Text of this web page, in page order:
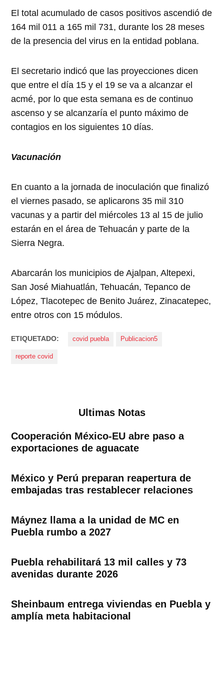
El total acumulado de casos positivos ascendió de
164 mil 011 a 165 mil 731, durante los 28 meses
de la presencia del virus en la entidad poblana.
El secretario indicó que las proyecciones dicen
que entre el día 15 y el 19 se va a alcanzar el
acmé, por lo que esta semana es de continuo
ascenso y se alcanzaría el punto máximo de
contagios en los siguientes 10 días.
Vacunación
En cuanto a la jornada de inoculación que finalizó
el viernes pasado, se aplicarons 35 mil 310
vacunas y a partir del miércoles 13 al 15 de julio
estarán en el área de Tehuacán y parte de la
Sierra Negra.
Abarcarán los municipios de Ajalpan, Altepexi,
San José Miahuatlán, Tehuacán, Tepanco de
López, Tlacotepec de Benito Juárez, Zinacatepec,
entre otros con 15 módulos.
ETIQUETADO: covid puebla Publicacion5
reporte covid
Ultimas Notas
Cooperación México-EU abre paso a
exportaciones de aguacate
México y Perú preparan reapertura de
embajadas tras restablecer relaciones
Máynez llama a la unidad de MC en
Puebla rumbo a 2027
Puebla rehabilitará 13 mil calles y 73
avenidas durante 2026
Sheinbaum entrega viviendas en Puebla y
amplía meta habitacional